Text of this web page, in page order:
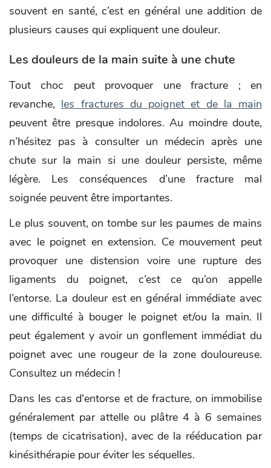
souvent en santé, c’est en général une addition de
plusieurs causes qui expliquent une douleur.
Les douleurs de la main suite à une chute
Tout choc peut provoquer une fracture ; en
revanche, les fractures du poignet et de la main
peuvent être presque indolores. Au moindre doute,
n’hésitez pas à consulter un médecin après une
chute sur la main si une douleur persiste, même
légère. Les conséquences d’une fracture mal
soignée peuvent être importantes.
Le plus souvent, on tombe sur les paumes de mains
avec le poignet en extension. Ce mouvement peut
provoquer une distension voire une rupture des
ligaments du poignet, c’est ce qu’on appelle
l’entorse. La douleur est en général immédiate avec
une difficulté à bouger le poignet et/ou la main. Il
peut également y avoir un gonflement immédiat du
poignet avec une rougeur de la zone douloureuse.
Consultez un médecin !
Dans les cas d'entorse et de fracture, on immobilise
généralement par attelle ou plâtre 4 à 6 semaines
(temps de cicatrisation), avec de la rééducation par
kinésithérapie pour éviter les séquelles.